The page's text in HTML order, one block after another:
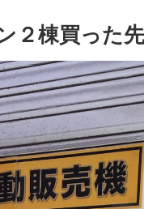
２棟買った